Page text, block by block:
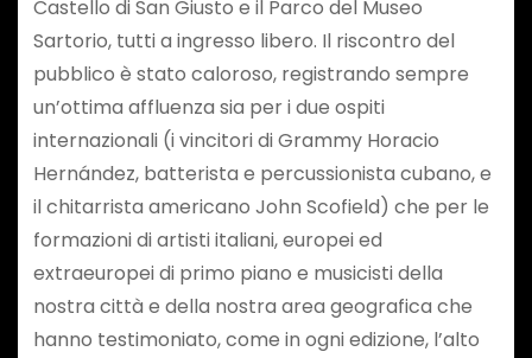
Castello di San Giusto e il Parco del Museo
Sartorio, tutti a ingresso libero. Il riscontro del
pubblico è stato caloroso, registrando sempre
un’ottima affluenza sia per i due ospiti
internazionali (i vincitori di Grammy Horacio
Hernández, batterista e percussionista cubano, e
il chitarrista americano John Scofield) che per le
formazioni di artisti italiani, europei ed
extraeuropei di primo piano e musicisti della
nostra città e della nostra area geografica che
hanno testimoniato, come in ogni edizione, l’alto